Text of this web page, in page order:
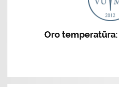
Oro temperatūra: